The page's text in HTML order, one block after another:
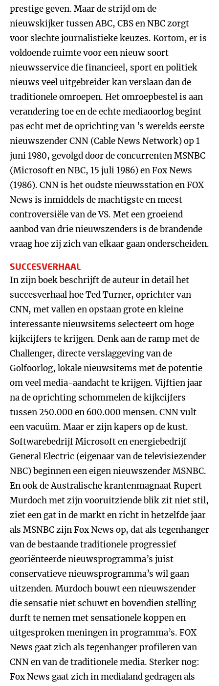
prestige geven. Maar de strijd om de
nieuwskijker tussen ABC, CBS en NBC zorgt
voor slechte journalistieke keuzes. Kortom, er is
voldoende ruimte voor een nieuw soort
nieuwsservice die financieel, sport en politiek
nieuws veel uitgebreider kan verslaan dan de
traditionele omroepen. Het omroepbestel is aan
verandering toe en de echte mediaoorlog begint
pas echt met de oprichting van ’s werelds eerste
nieuwszender CNN (Cable News Network) op 1
juni 1980, gevolgd door de concurrenten MSNBC
(Microsoft en NBC, 15 juli 1986) en Fox News
(1986). CNN is het oudste nieuwsstation en FOX
News is inmiddels de machtigste en meest
controversiële van de VS. Met een groeiend
aanbod van drie nieuwszenders is de brandende
vraag hoe zij zich van elkaar gaan onderscheiden.
SUCCESVERHAAL
In zijn boek beschrijft de auteur in detail het
succesverhaal hoe Ted Turner, oprichter van
CNN, met vallen en opstaan grote en kleine
interessante nieuwsitems selecteert om hoge
kijkcijfers te krijgen. Denk aan de ramp met de
Challenger, directe verslaggeving van de
Golfoorlog, lokale nieuwsitems met de potentie
om veel media-aandacht te krijgen. Vijftien jaar
na de oprichting schommelen de kijkcijfers
tussen 250.000 en 600.000 mensen. CNN vult
een vacuüm. Maar er zijn kapers op de kust.
Softwarebedrijf Microsoft en energiebedrijf
General Electric (eigenaar van de televisiezender
NBC) beginnen een eigen nieuwszender MSNBC.
En ook de Australische krantenmagnaat Rupert
Murdoch met zijn vooruitziende blik zit niet stil,
ziet een gat in de markt en richt in hetzelfde jaar
als MSNBC zijn Fox News op, dat als tegenhanger
van de bestaande traditionele progressief
georiënteerde nieuwsprogramma’s juist
conservatieve nieuwsprogramma’s wil gaan
uitzenden. Murdoch bouwt een nieuwszender
die sensatie niet schuwt en bovendien stelling
durft te nemen met sensationele koppen en
uitgesproken meningen in programma’s. FOX
News gaat zich als tegenhanger profileren van
CNN en van de traditionele media. Sterker nog:
Fox News gaat zich in medialand gedragen als